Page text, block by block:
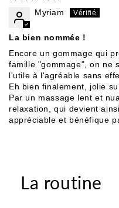
Myriam
La bien nommée !
Encore un gommage qui
famille "gommage", on ne
l'utile à l'agréable sans
Eh bien finalement, jolie
Par un massage lent et
relaxation, qui devient
appréciable et bénéfique
La routine